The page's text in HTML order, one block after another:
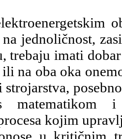
na jednoličnost,
trebaju imati
na oba oka
i
kojim
u kritičnim